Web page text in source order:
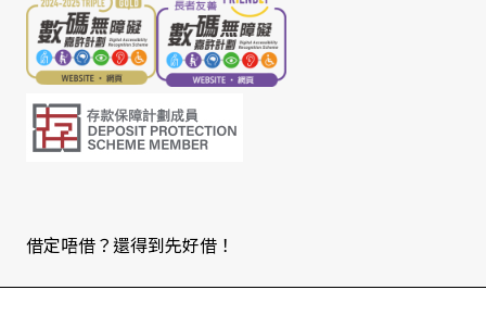
借定唔借？還得到先好借！